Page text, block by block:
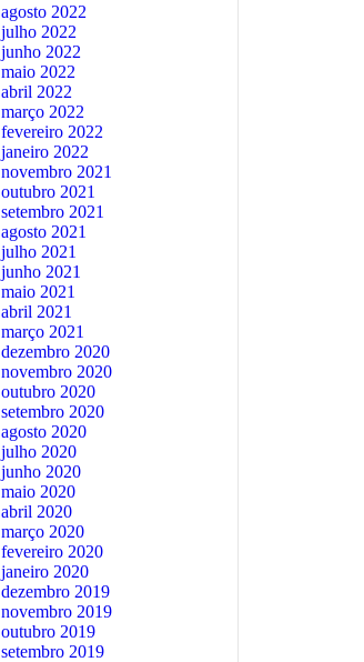
agosto 2022
julho 2022
junho 2022
maio 2022
abril 2022
março 2022
fevereiro 2022
janeiro 2022
novembro 2021
outubro 2021
setembro 2021
agosto 2021
julho 2021
junho 2021
maio 2021
abril 2021
março 2021
dezembro 2020
novembro 2020
outubro 2020
setembro 2020
agosto 2020
julho 2020
junho 2020
maio 2020
abril 2020
março 2020
fevereiro 2020
janeiro 2020
dezembro 2019
novembro 2019
outubro 2019
setembro 2019